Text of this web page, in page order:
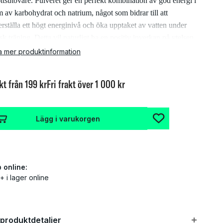
av karbohydrat och natrium, något som bidrar till att
ett högt energinivå och öka upptaket av vatten under
men kan också ta efter träning.
Bra smak av orange
Bra energikälla
mer produktinformation
från 199 krFri frakt över 1 000 kr
Lägg i varukorgen
online:
i lager online